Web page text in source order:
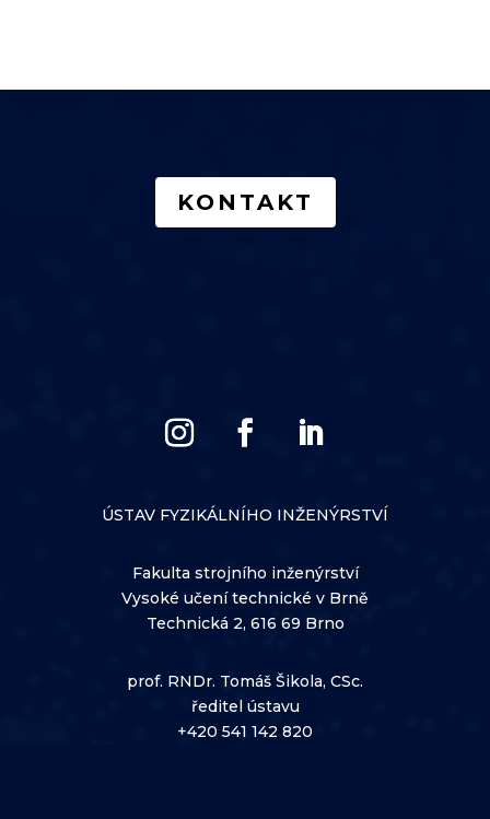
KONTAKT
ÚSTAV FYZIKÁLNÍHO INŽENÝRSTVÍ
Fakulta strojního inženýrství
Vysoké učení technické v Brně
Technická 2, 616 69 Brno
prof. RNDr. Tomáš Šikola, CSc.
ředitel ústavu
+420 541 142 820